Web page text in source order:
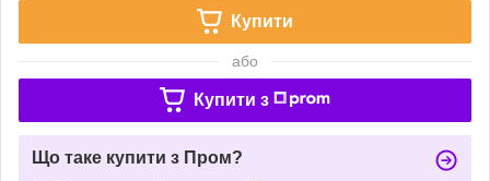
Купити
або
Купити з
Що таке купити з Пром?